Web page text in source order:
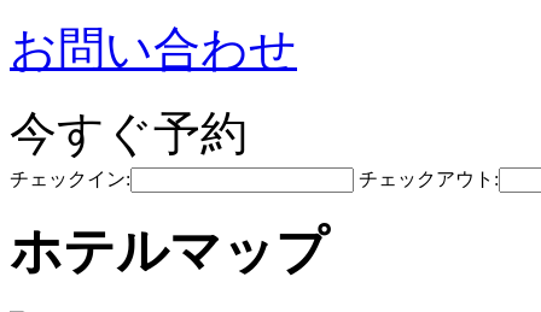
お問い合わせ
今すぐ予約
チェックイン: チェックアウト:
ホテルマップ